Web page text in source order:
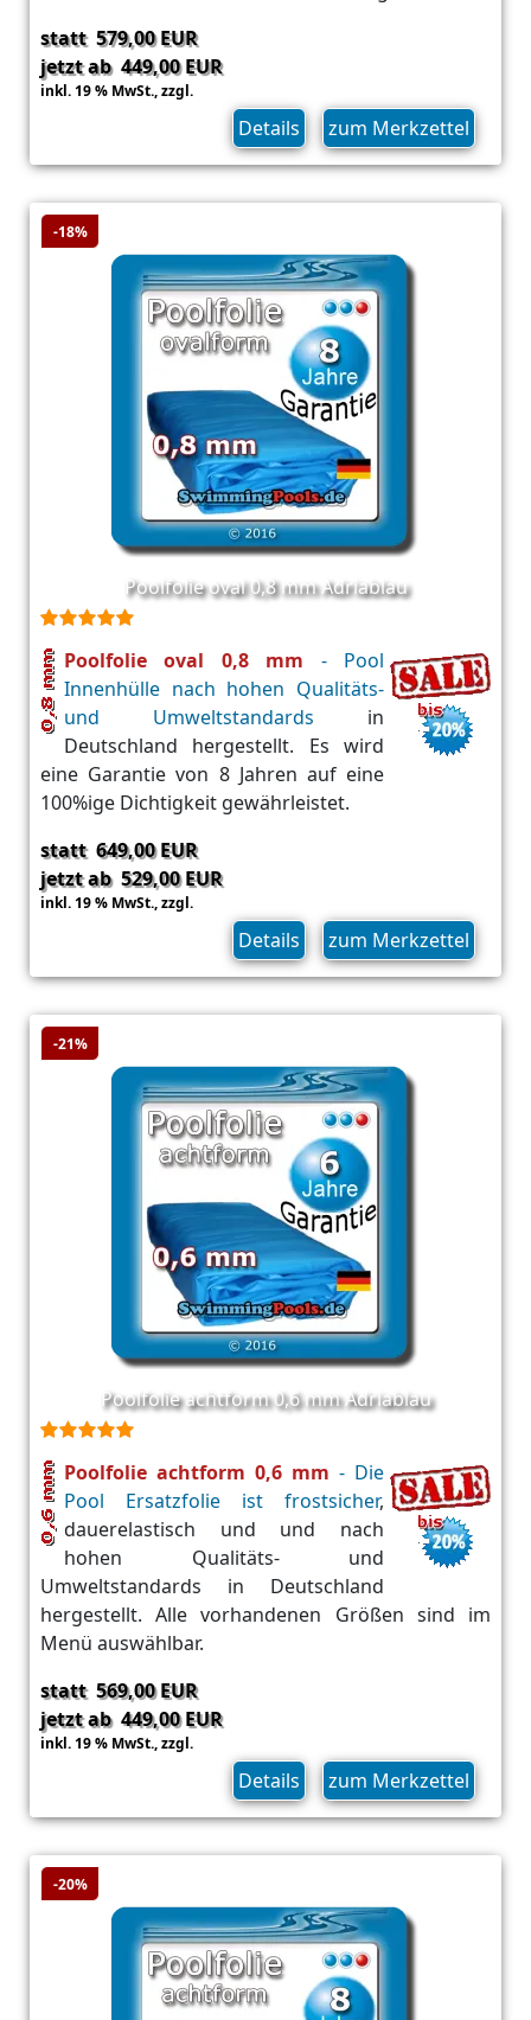
statt 579,00 EUR
jetzt ab 449,00 EUR
inkl. 19 % MwSt.,zzgl.
Details zum Merkzettel
-18%
Poolfolie oval 0,8 mm Adriablau
Poolfolie oval 0,8 mm
- Pool
Innenhülle nach hohen Qualitäts-
und Umweltstandards in
Deutschland hergestellt. Es wird
eine Garantie von 8 Jahren auf eine
100%ige Dichtigkeit gewährleistet.
statt 649,00 EUR
jetzt ab 529,00 EUR
inkl. 19 % MwSt.,zzgl.
Details zum Merkzettel
-21%
Poolfolie achtform 0,6 mm Adriablau
Poolfolie achtform 0,6 mm - Die
Pool Ersatzfolie ist frostsicher,
dauerelastisch und und nach
hohen Qualitäts- und
Umweltstandards in Deutschland
hergestellt. Alle vorhandenen Größen sind im
Menü auswählbar.
statt 569,00 EUR
jetzt ab 449,00 EUR
inkl. 19 % MwSt.,zzgl.
Details zum Merkzettel
-20%